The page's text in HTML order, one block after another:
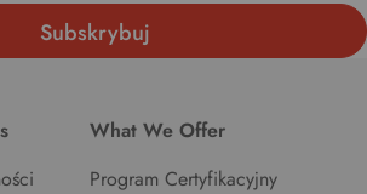
What We Offer
Program Certyfikacyjny